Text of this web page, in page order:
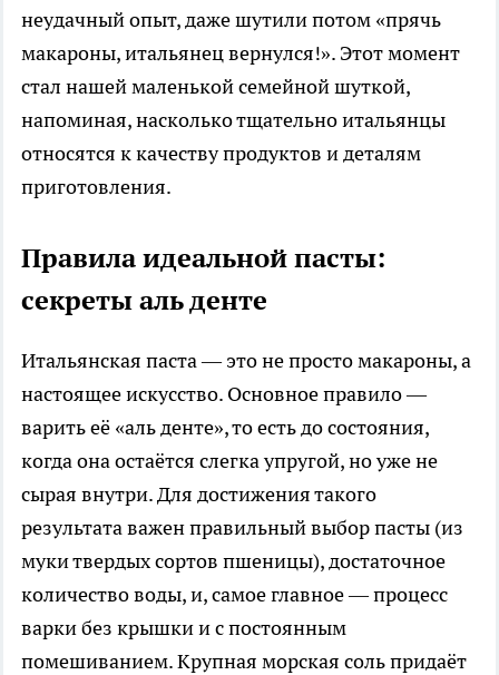
неудачный опыт, даже шутили потом «прячь
макароны, итальянец вернулся!». Этот момент
стал нашей маленькой семейной шуткой,
напоминая, насколько тщательно итальянцы
относятся к качеству продуктов и деталям
приготовления.
Правила идеальной пасты:
секреты аль денте
Итальянская паста — это не просто макароны, а
настоящее искусство. Основное правило —
варить её «аль денте», то есть до состояния,
когда она остаётся слегка упругой, но уже не
сырая внутри. Для достижения такого
результата важен правильный выбор пасты (из
муки твердых сортов пшеницы), достаточное
количество воды, и, самое главное — процесс
варки без крышки и с постоянным
помешиванием. Крупная морская соль придаёт